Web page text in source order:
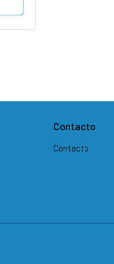
Contacto
Contacto